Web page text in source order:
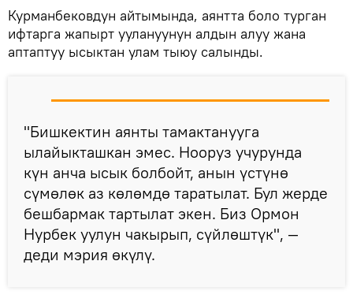
Курманбековдун айтымында, аянтта боло турган
ифтарга жапырт уулануунун алдын алуу жана
аптаптуу ысыктан улам тыюу салынды.
"Бишкектин аянты тамактанууга
ылайыкташкан эмес. Нооруз учурунда
күн анча ысык болбойт, анын үстүнө
сүмөлөк аз көлөмдө таратылат. Бул жерде
бешбармак тартылат экен. Биз Ормон
Нурбек уулун чакырып, сүйлөштүк", —
деди мэрия өкүлү.